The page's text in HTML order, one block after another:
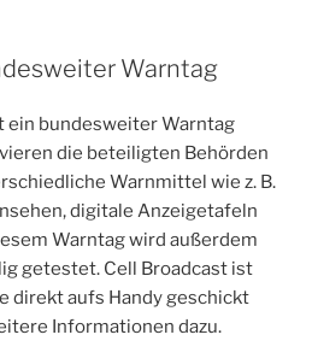
Warntag
ein bundesweiter Warntag
die beteiligten Behörden
Warnmittel wie z. B.
digitale Anzeigetafeln
Warntag wird außerdem
getestet. Cell Broadcast ist
direkt aufs Handy geschickt
Informationen dazu.